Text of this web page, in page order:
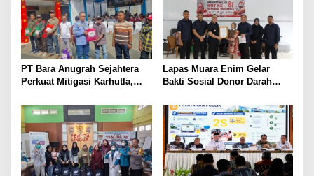
PT Bara Anugrah Sejahtera
Perkuat Mitigasi Karhutla,
Lawang Kidul Edukasi Warga
Lapas Muara Enim Gelar
Bakti Sosial Donor Darah
HUT ke-81 Republik Indonesia